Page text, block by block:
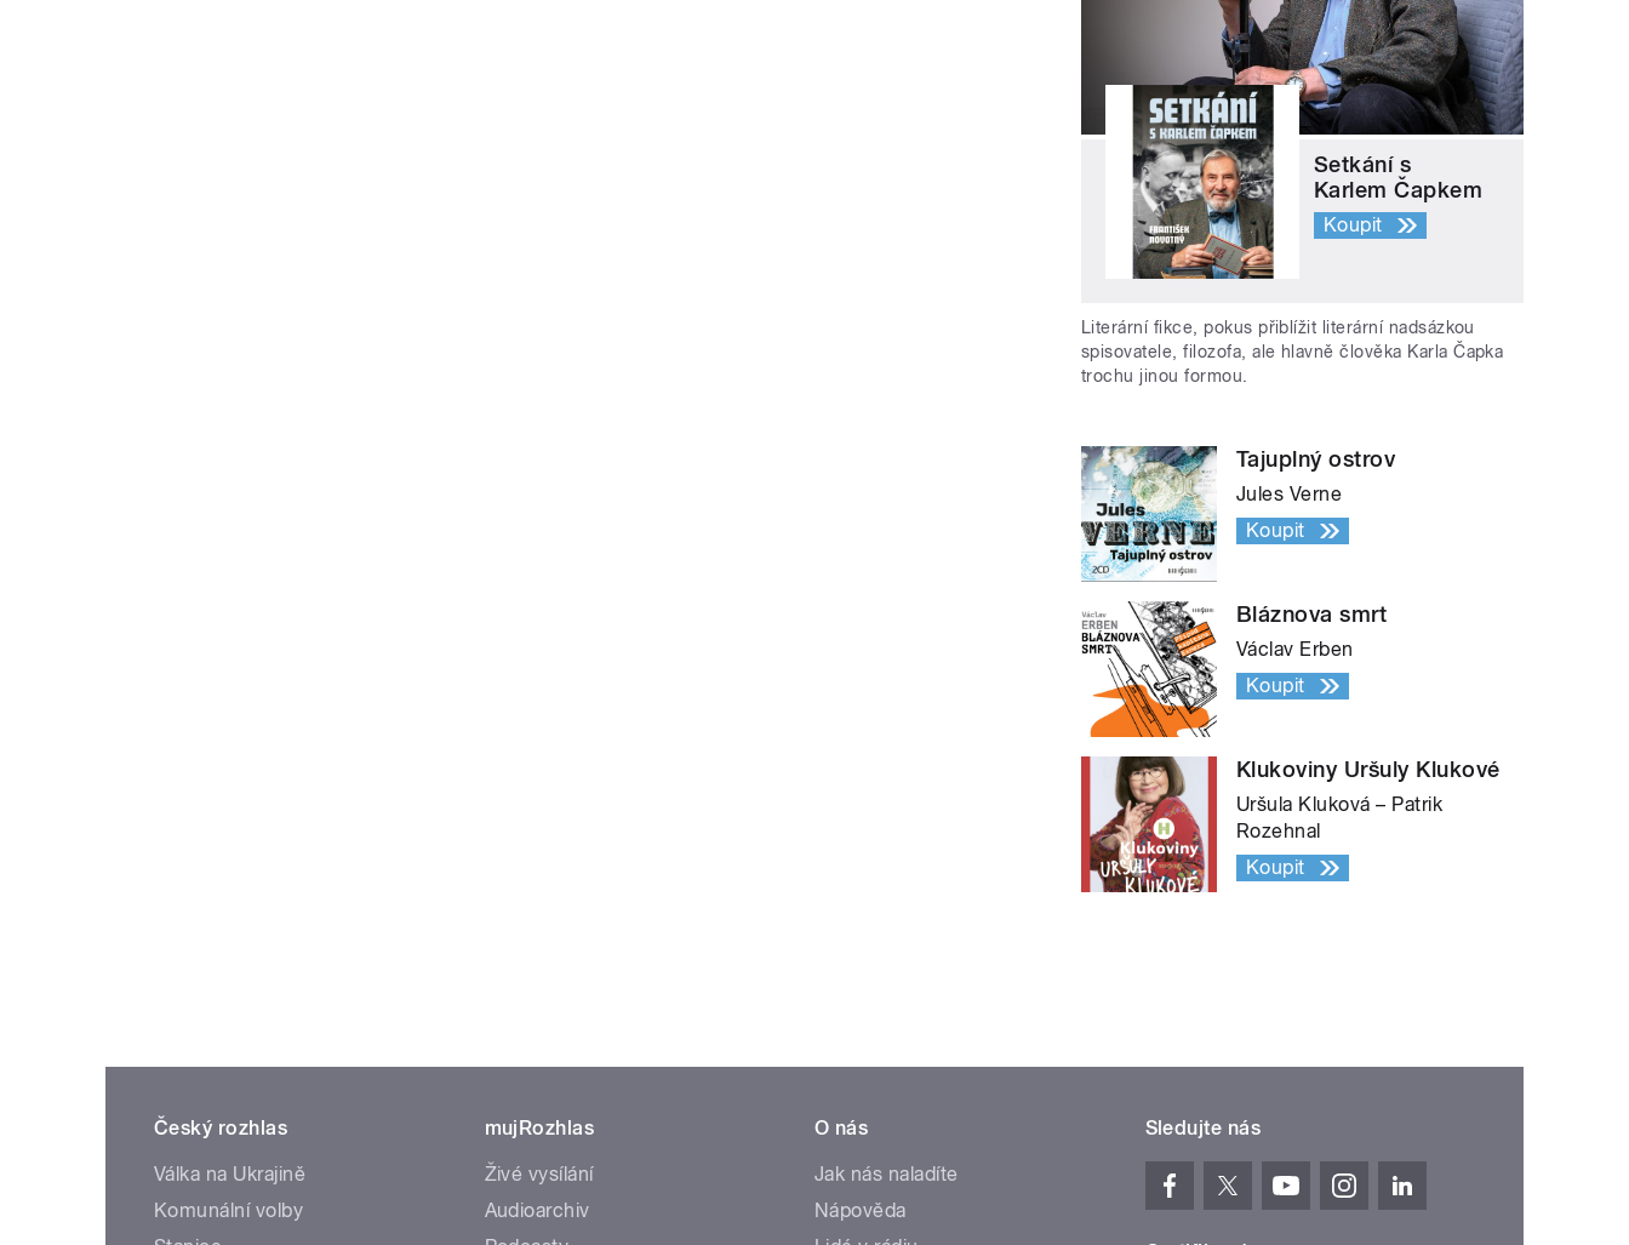
Setkání s
Karlem Čapkem
Koupit
Literární fikce, pokus přiblížit literární nadsázkou
spisovatele, filozofa, ale hlavně člověka Karla Čapka
trochu jinou formou.
Tajuplný ostrov
Jules Verne
Koupit
Bláznova smrt
Václav Erben
Koupit
Klukoviny Uršuly Klukové
Uršula Kluková – Patrik
Rozehnal
Koupit
Český rozhlas
Válka na Ukrajině
Komunální volby
mujRozhlas
Živé vysílání
Audioarchiv
O nás
Jak nás naladíte
Nápověda
Sledujte nás